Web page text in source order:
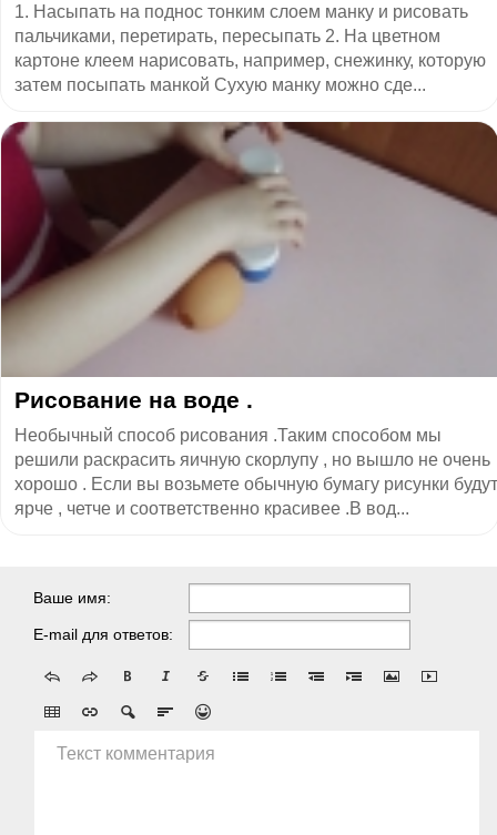
1. Насыпать на поднос тонким слоем манку и рисовать
пальчиками, перетирать, пересыпать 2. На цветном
картоне клеем нарисовать, например, снежинку, которую
затем посыпать манкой Сухую манку можно сде...
Рисование на воде .
Необычный способ рисования .Таким способом мы
решили раскрасить яичную скорлупу , но вышло не очень
хорошо . Если вы возьмете обычную бумагу рисунки будут
ярче , четче и соответственно красивее .В вод...
Ваше имя:
E-mail для ответов:
Текст комментария